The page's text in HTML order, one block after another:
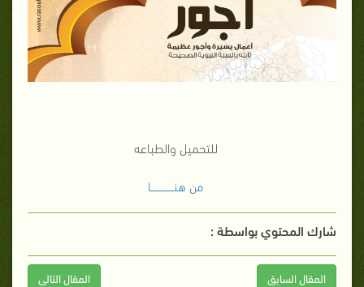
للتحميل والطباعه
من هنــــــــــــــا
شارك المحتوي بواسطة :
المقال السابق المقال التالى